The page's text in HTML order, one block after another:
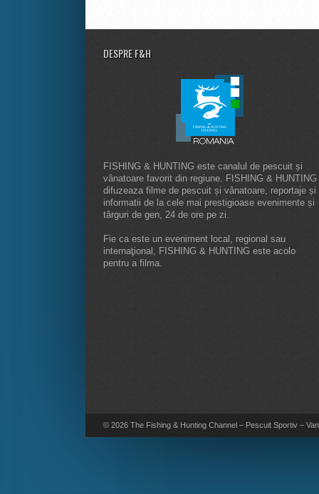
DESPRE F&H
FISHING & HUNTING este canalul de pescuit și
vânatoare favorit din regiune. FISHING & HUNTING
difuzeaza filme de pescuit și vânatoare, reportaje și
informatii de la cele mai prestigioase evenimente și
târguri de gen, 24 de ore pe zi.
Fie ca este un eveniment local, regional sau
internaţional, FISHING & HUNTING este acolo
pentru a filma.
© 2026 The Fishing & Hunting Channel – Pescuit Sportiv –